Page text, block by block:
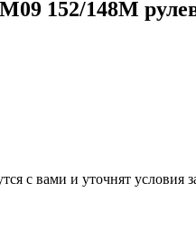
152/148М
с вами и уточнят условия